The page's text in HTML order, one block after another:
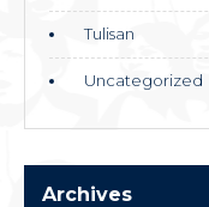
Tulisan
Uncategorized
Archives